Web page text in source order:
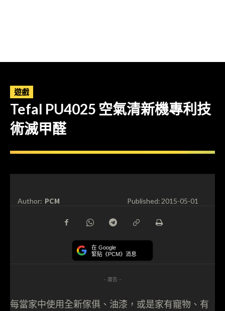
遊戲
Tefal PU4025 空氣清新機專利技
術滅甲醛
Author: PCM Published:2015-05-01
在 Google
緊貼《PCM》消息
- 廣告 -
每當家中使用全新傢俱、油漆，或是家有寵物、有